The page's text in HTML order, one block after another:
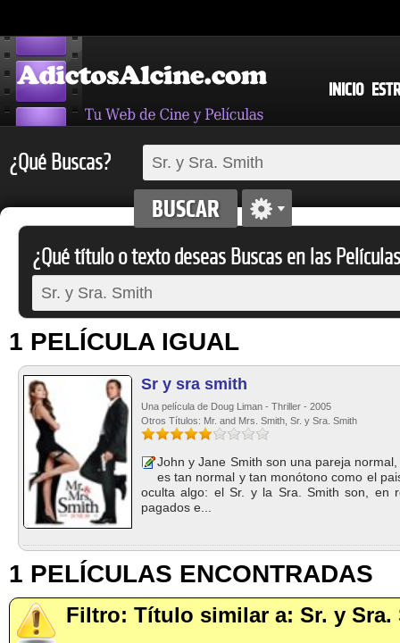
INICIO
¿Qué Buscas?
¿Qué título o texto deseas Buscas en las
1 PELÍCULA IGUAL
Sr y sra smith
Una película de Doug Liman - Thriller - 2005
Otros Títulos: Mr. and Mrs. Smith, Sr. y Sra. Smith
John y Jane Smith son una pareja
es tan normal y tan monótono como el
oculta algo: el Sr. y la Sra. Smith son, en
pagados e...
1 PELÍCULAS ENCONTRADAS
Filtro: Título similar a: Sr. y Sra.